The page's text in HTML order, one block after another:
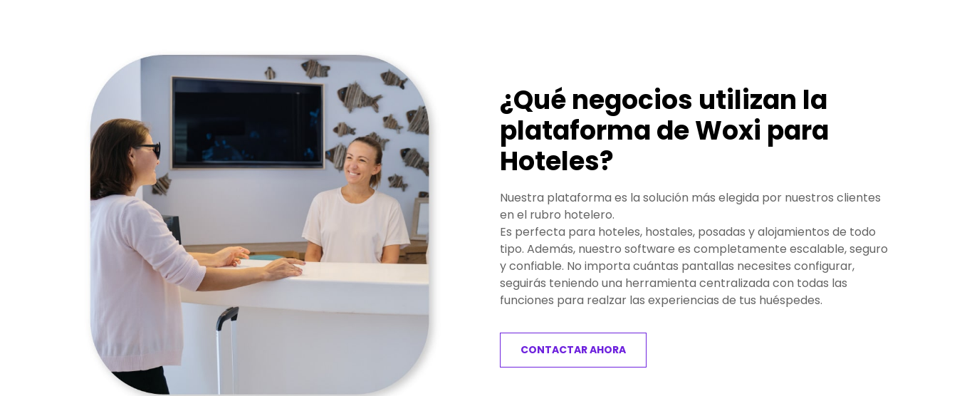
¿Qué negocios utilizan la
plataforma de Woxi para
Hoteles?
Nuestra plataforma es la solución más elegida por nuestros clientes
en el rubro hotelero.
Es perfecta para hoteles, hostales, posadas y alojamientos de todo
tipo. Además, nuestro software es completamente escalable, seguro
y confiable. No importa cuántas pantallas necesites configurar,
seguirás teniendo una herramienta centralizada con todas las
funciones para realzar las experiencias de tus huéspedes.
CONTACTAR AHORA